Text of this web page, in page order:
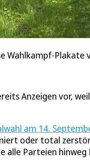
Plakate
Anzeigen vor,
am 14.
oder total
alle Parteien